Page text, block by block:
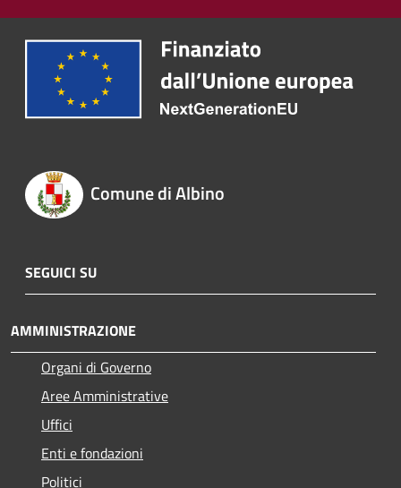
Comune di Albino
SEGUICI SU
AMMINISTRAZIONE
Organi di Governo
Aree Amministrative
Uffici
Enti e fondazioni
Politici